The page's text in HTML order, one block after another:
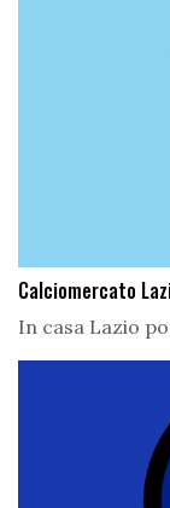
Calciomercato
In casa Lazio